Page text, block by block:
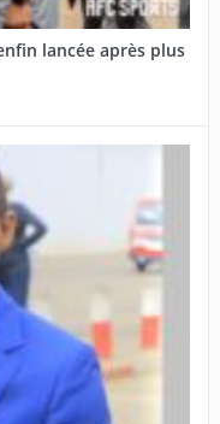
lancée après plus